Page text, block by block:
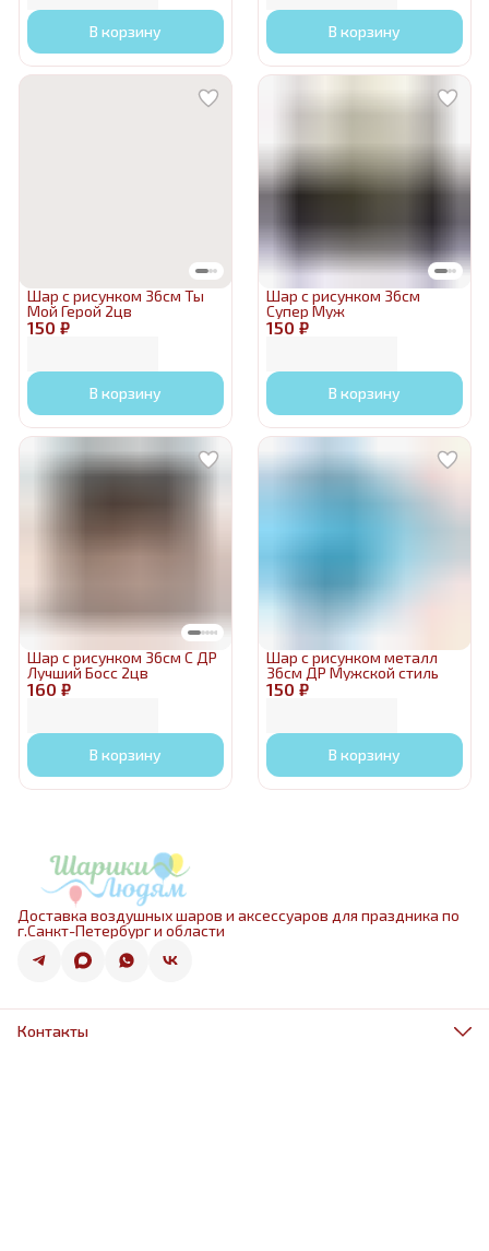
В корзину В корзину
150 ₽
Шар с рисунком 36см Ты
Мой Герой 2цв
В корзину
150 ₽
Шар с рисунком 36см
Супер Муж
В корзину
160 ₽
Шар с рисунком 36см С ДР
Лучший Босс 2цв
В корзину
150 ₽
Шар с рисунком металл
36см ДР Мужской стиль
В корзину
Доставка воздушных шаров и аксессуаров для праздника по
г.Санкт-Петербург и области
Контакты